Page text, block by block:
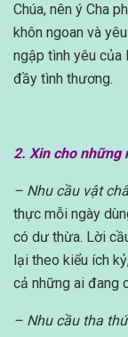
Chúa, nên ý Cha
khôn ngoan và
ngập tình yêu
đầy tình thương.
2. Xin cho những
– Nhu cầu vật
thực mỗi ngày
có dư thừa. Lời
lại theo kiểu ích
cả những ai đang
– Nhu cầu tha